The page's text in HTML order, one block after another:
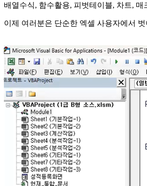
배열수식, 함수활용, 피벗테이블, 차트,
이제 여러분은 단순한 엑셀 사용자에서